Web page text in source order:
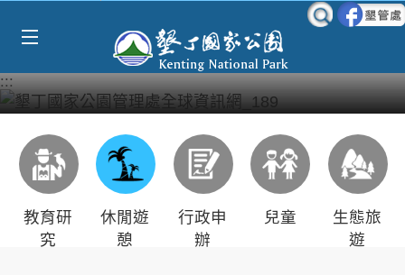
:::
教育研
究
休閒遊
憩
行政申
辦
兒童
生態旅
遊